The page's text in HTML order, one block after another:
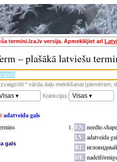
termini.lza.lv versija. Apmeklējiet arī
– plašākā latviešu
* vārda daļu meklēšanai (piemēram,
▾ Kolekcijas: Visas ▾
adatveida gals
gals
EN needle-
LV adatveida
RU
DE